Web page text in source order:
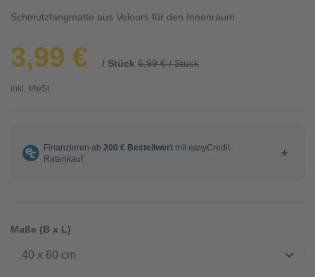
Schmutzfangmatte aus Velours für den Innenraum
3,99 € / Stück 6,99 € / Stück
inkl. MwSt.
Maße (B x L)
40 x 60 cm